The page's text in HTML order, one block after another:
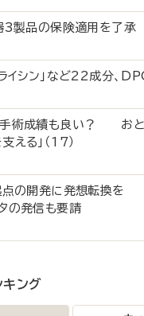
器3製品の保険適用を了
ライシン」など22成分、
手術成績も良い？ お
える」（17）
点の開発に発想転換
の発信も要請
キング